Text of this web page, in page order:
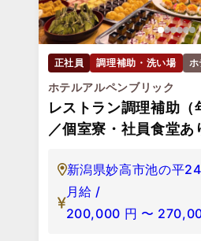
正社員 調理補助・洗い場 ホ
ホテルアルペンブリック
レストラン調理補助（
／個室寮・社員食堂あ
新潟県妙高市池の平
月給 /
200,000 円 〜